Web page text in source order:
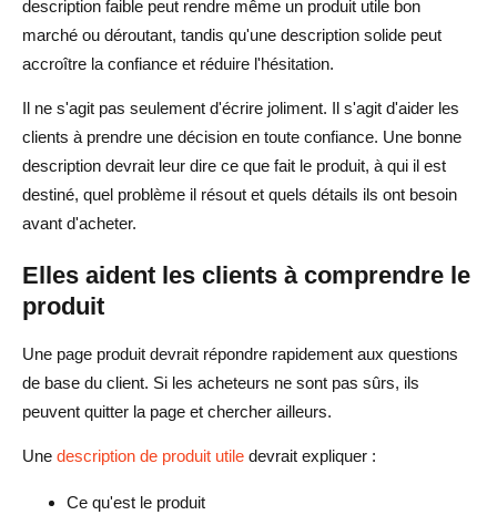
Quelle est la meilleure façon de rédiger une description
de produit ?
L'IA est-elle utile pour rédiger des descriptions de
produits ?
Dois-je utiliser le contenu fournisseur pour mes produits
Comment rendre les descriptions de produits optimisées
pour le SEO ?
Que doivent inclure les vendeurs AliDrop dans les
description faible peut rendre même un produit utile bon
marché ou déroutant, tandis qu'une description solide peut
accroître la confiance et réduire l'hésitation.
Il ne s'agit pas seulement d'écrire joliment. Il s'agit d'aider les
clients à prendre une décision en toute confiance. Une bonne
description devrait leur dire ce que fait le produit, à qui il est
destiné, quel problème il résout et quels détails ils ont besoin
avant d'acheter.
Elles aident les clients à comprendre le
produit
Une page produit devrait répondre rapidement aux questions
de base du client. Si les acheteurs ne sont pas sûrs, ils
peuvent quitter la page et chercher ailleurs.
Une description de produit utile devrait expliquer :
Ce qu'est le produit